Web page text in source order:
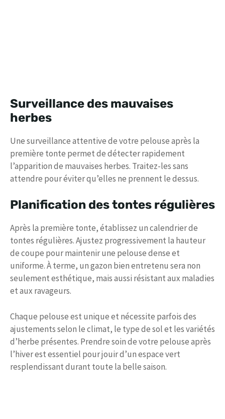
Surveillance des mauvaises
herbes
Une surveillance attentive de votre pelouse après la
première tonte permet de détecter rapidement
l’apparition de mauvaises herbes. Traitez-les sans
attendre pour éviter qu’elles ne prennent le dessus.
Planification des tontes régulières
Après la première tonte, établissez un calendrier de
tontes régulières. Ajustez progressivement la hauteur
de coupe pour maintenir une pelouse dense et
uniforme. À terme, un gazon bien entretenu sera non
seulement esthétique, mais aussi résistant aux maladies
et aux ravageurs.
Chaque pelouse est unique et nécessite parfois des
ajustements selon le climat, le type de sol et les variétés
d’herbe présentes. Prendre soin de votre pelouse après
l’hiver est essentiel pour jouir d’un espace vert
resplendissant durant toute la belle saison.